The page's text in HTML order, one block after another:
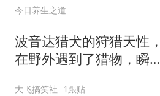
今日养生之道
波音达猎犬的狩猎天性，
在野外遇到了猎物，瞬间
大飞搞笑社 1跟贴